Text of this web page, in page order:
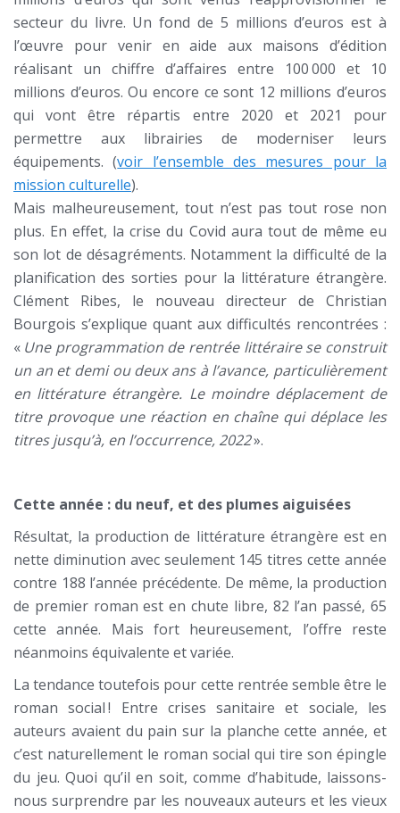
secteur du livre. Un fond de 5 millions d’euros est à
l’œuvre pour venir en aide aux maisons d’édition
réalisant un chiffre d’affaires entre 100 000 et 10
millions d’euros. Ou encore ce sont 12 millions d’euros
qui vont être répartis entre 2020 et 2021 pour
permettre aux librairies de moderniser leurs
équipements. (voir l’ensemble des mesures pour la
mission culturelle).
Mais malheureusement, tout n’est pas tout rose non
plus. En effet, la crise du Covid aura tout de même eu
son lot de désagréments. Notamment la difficulté de la
planification des sorties pour la littérature étrangère.
Clément Ribes, le nouveau directeur de Christian
Bourgois s’explique quant aux difficultés rencontrées :
« Une programmation de rentrée littéraire se construit
un an et demi ou deux ans à l’avance, particulièrement
en littérature étrangère. Le moindre déplacement de
titre provoque une réaction en chaîne qui déplace les
titres jusqu’à, en l’occurrence, 2022».
Cette année : du neuf, et des plumes aiguisées
Résultat, la production de littérature étrangère est en
nette diminution avec seulement 145 titres cette année
contre 188 l’année précédente. De même, la production
de premier roman est en chute libre, 82 l’an passé, 65
cette année. Mais fort heureusement, l’offre reste
néanmoins équivalente et variée.
La tendance toutefois pour cette rentrée semble être le
roman social ! Entre crises sanitaire et sociale, les
auteurs avaient du pain sur la planche cette année, et
c’est naturellement le roman social qui tire son épingle
du jeu. Quoi qu’il en soit, comme d’habitude, laissons-
nous surprendre par les nouveaux auteurs et les vieux